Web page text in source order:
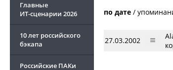
Главные
ИТ-сценарии 2026
10 лет российского
бэкапа
Российские ПАКи
по дате /
27.03.2002